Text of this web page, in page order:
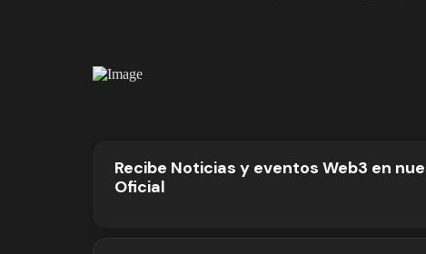
Recibe Noticias y eventos Web3 en
Oficial